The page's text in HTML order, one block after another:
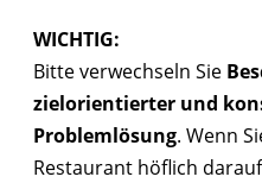
WICHTIG:
Bitte verwechseln Sie
zielorientierter und
Problemlösung. Wenn
Restaurant höflich